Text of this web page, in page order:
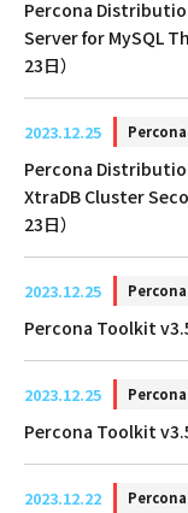
Percona
Server for MySQL
23日）
2023.12.25 Percona
Percona
XtraDB Cluster
23日）
2023.12.25 Percona
Percona Toolkit
2023.12.25 Percona
Percona Toolkit
2023.12.22 Percona